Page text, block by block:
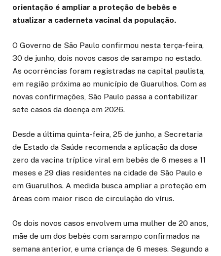
orientação é ampliar a proteção de bebês e
atualizar a caderneta vacinal da população.
O Governo de São Paulo confirmou nesta terça-feira,
30 de junho, dois novos casos de sarampo no estado.
As ocorrências foram registradas na capital paulista,
em região próxima ao município de Guarulhos. Com as
novas confirmações, São Paulo passa a contabilizar
sete casos da doença em 2026.
Desde a última quinta-feira, 25 de junho, a Secretaria
de Estado da Saúde recomenda a aplicação da dose
zero da vacina tríplice viral em bebês de 6 meses a 11
meses e 29 dias residentes na cidade de São Paulo e
em Guarulhos. A medida busca ampliar a proteção em
áreas com maior risco de circulação do vírus.
Os dois novos casos envolvem uma mulher de 20 anos,
mãe de um dos bebês com sarampo confirmados na
semana anterior, e uma criança de 6 meses. Segundo a